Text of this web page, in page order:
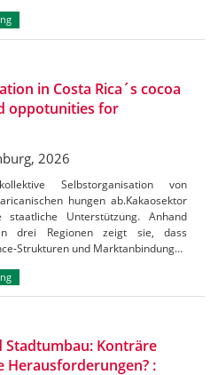
in Costa Rica´s cocoa
oppotunities for
2026
Selbstorganisation von
hungen ab.Kakaosektor
Unterstützung. Anhand
drei Regionen zeigt sie, dass
Strukturen und Marktanbindung…
Konträre
Herausforderungen? :